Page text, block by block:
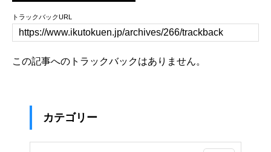
トラックバックURL
この記事へのトラックバックはありません。
カテゴリー